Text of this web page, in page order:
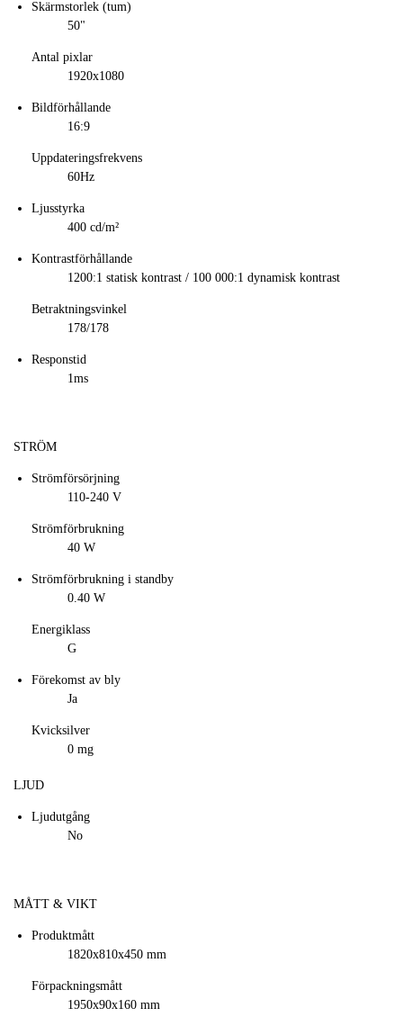
Skärmstorlek (tum)
50"
Antal pixlar
1920x1080
Bildförhållande
16:9
Uppdateringsfrekvens
60Hz
Ljusstyrka
400 cd/m²
Kontrastförhållande
1200:1 statisk kontrast / 100 000:1 dynamisk kontrast
Betraktningsvinkel
178/178
Responstid
1ms
STRÖM
Strömförsörjning
110-240 V
Strömförbrukning
40 W
Strömförbrukning i standby
0.40 W
Energiklass
G
Förekomst av bly
Ja
Kvicksilver
0 mg
LJUD
Ljudutgång
No
MÅTT & VIKT
Produktmått
1820x810x450 mm
Förpackningsmått
1950x90x160 mm